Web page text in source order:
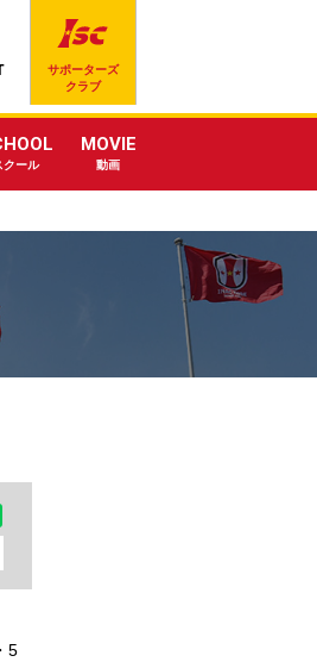
クール
MOVIE
動画
サポーターズ
クラブ
5